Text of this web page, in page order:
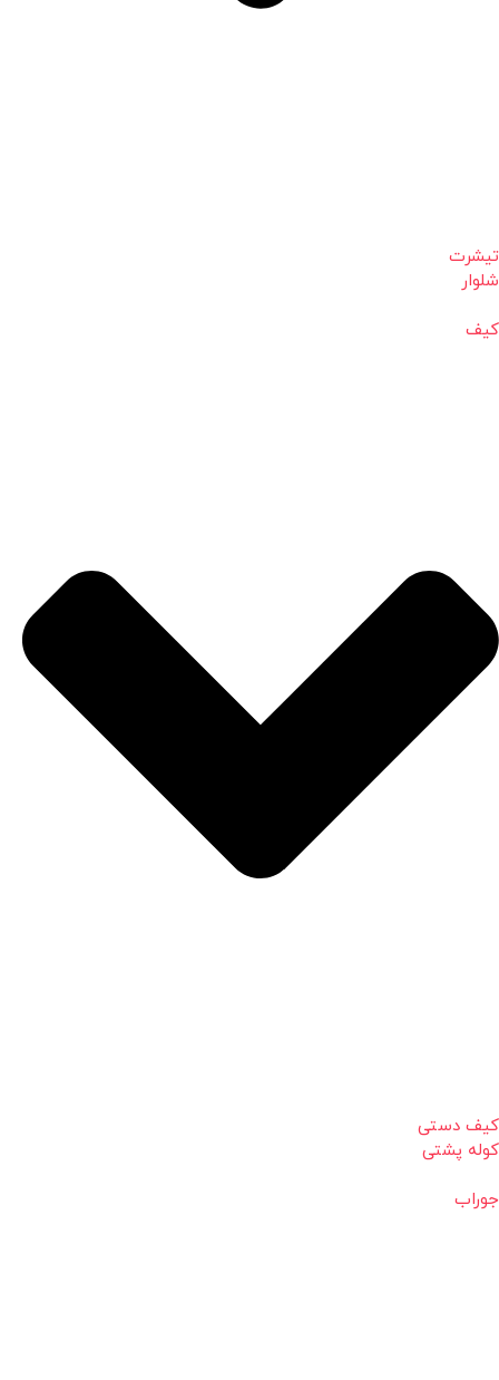
تیشرت
شلوار
کیف
کیف دستی
کوله پشتی
جوراب